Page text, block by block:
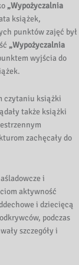
„Wypożyczalnia
książek,
punktów zajęć był
„Wypożyczalnia
wyjścia do
czytaniu książki
także książki
zachęcały do
i
aktywność
i dziecięcą
podczas
szczegóły i